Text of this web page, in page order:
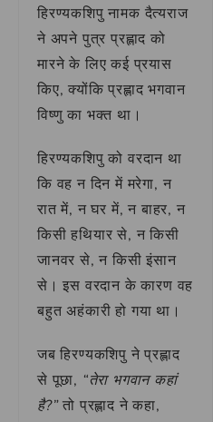
हिरण्यकशिपु नामक दैत्यराज
ने अपने पुत्र प्रह्लाद को
मारने के लिए कई प्रयास
किए, क्योंकि प्रह्लाद भगवान
विष्णु का भक्त था।
हिरण्यकशिपु को वरदान था
कि वह न दिन में मरेगा, न
रात में, न घर में, न बाहर, न
किसी हथियार से, न किसी
जानवर से, न किसी इंसान
से। इस वरदान के कारण वह
बहुत अहंकारी हो गया था।
जब हिरण्यकशिपु ने प्रह्लाद
से पूछा, “तेरा भगवान कहां
है?”तो प्रह्लाद ने कहा,